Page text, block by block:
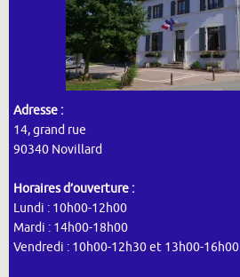
Adresse :
14, grand rue
90340 Novillard
Horaires d’ouverture :
Lundi : 10h00-12h00
Mardi : 14h00-18h00
Vendredi : 10h00-12h30 et 13h00-16h00